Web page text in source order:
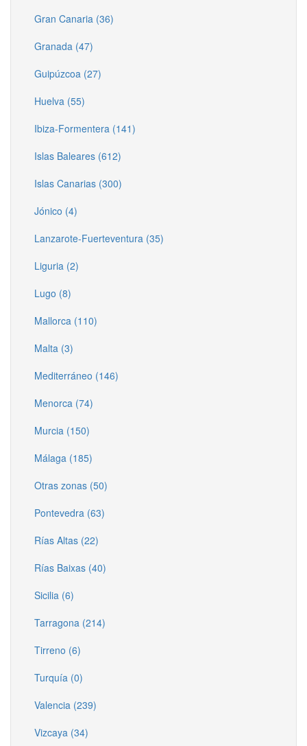
Gran Canaria (36)
Granada (47)
Guipúzcoa (27)
Huelva (55)
Ibiza-Formentera (141)
Islas Baleares (612)
Islas Canarias (300)
Jónico (4)
Lanzarote-Fuerteventura (35)
Liguria (2)
Lugo (8)
Mallorca (110)
Malta (3)
Mediterráneo (146)
Menorca (74)
Murcia (150)
Málaga (185)
Otras zonas (50)
Pontevedra (63)
Rías Altas (22)
Rías Baixas (40)
Sicilia (6)
Tarragona (214)
Tirreno (6)
Turquía (0)
Valencia (239)
Vizcaya (34)